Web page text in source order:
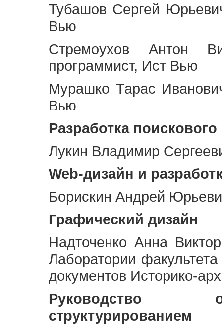
Тубашов Сергей
Вью
Стремоухов Антон
программист, Ист Вью
Мурашко Тарас
Вью
Разработка
Лукин Владимир
Web-дизайн и
Борискин Андрей
Графический дизайн
Надточенко Анна
Лаборатории
документов Историко-
Руководство
структурированием